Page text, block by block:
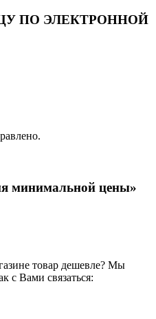
ПО ЭЛЕКТРОННОЙ
цены»
товар дешевле? Мы
с Вами связаться: